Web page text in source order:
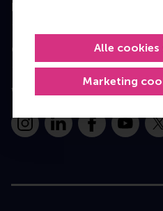
Marketing
Alle cookies
Information for
Contact
Volg ons
InstagramLinkedInFacebook